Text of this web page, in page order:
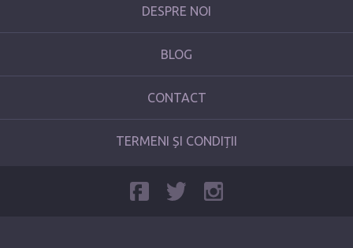
DESPRE NOI
BLOG
CONTACT
TERMENI ȘI CONDIȚII